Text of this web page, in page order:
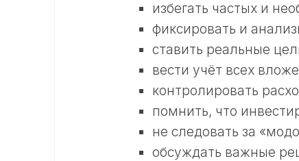
избегать частых и
фиксировать и
ставить реальные
вести учёт всех
контролировать
помнить, что
не следовать за
обсуждать важные